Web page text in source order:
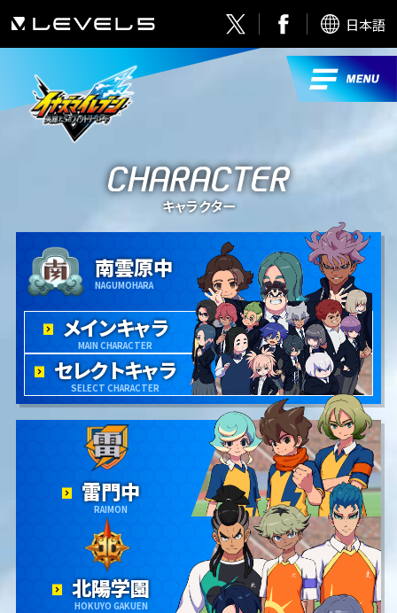
日本語
キャラクター
南雲原中
NAGUMOHARA
メインキャラ
MAIN CHARACTER
セレクトキャラ
SELECT CHARACTER
雷門中
RAIMON
北陽学園
HOKUYO GAKUEN